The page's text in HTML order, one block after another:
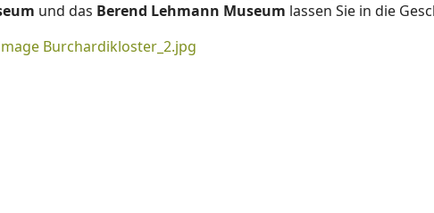
und das Berend Lehmann Museum lassen Sie in die